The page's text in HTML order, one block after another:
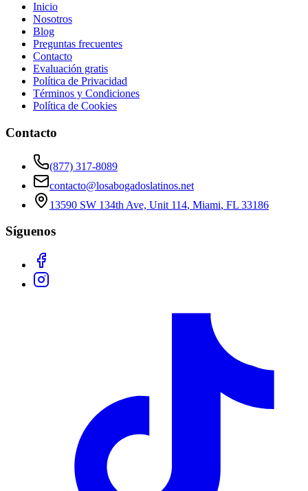
Inicio
Nosotros
Blog
Preguntas frecuentes
Contacto
Evaluación gratis
Política de Privacidad
Términos y Condiciones
Política de Cookies
Contacto
(877) 317-8089
contacto@losabogadoslatinos.net
13590 SW 134th Ave, Unit 114, Miami, FL 33186
Síguenos